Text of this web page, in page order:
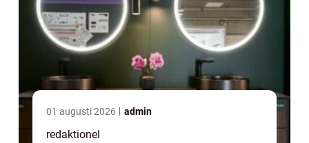
01 augusti 2026 admin
redaktionel